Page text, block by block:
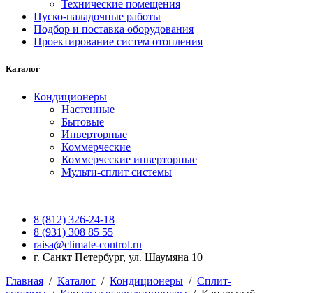
Технические помещения
Пуско-наладочные работы
Подбор и поставка оборудования
Проектирование систем отопления
Каталог
Кондиционеры
Настенные
Бытовые
Инверторные
Коммерческие
Коммерческие инверторные
Мульти-сплит системы
8 (812) 326-24-18
8 (931) 308 85 55
raisa@climate-control.ru
г. Санкт Петербург, ул. Шаумяна 10
Главная / Каталог / Кондиционеры / Сплит-